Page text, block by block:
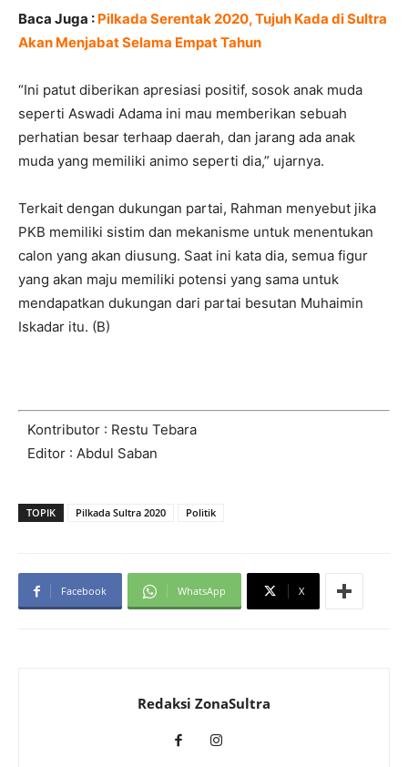
Baca Juga : Pilkada Serentak 2020, Tujuh Kada di Sultra
Akan Menjabat Selama Empat Tahun
“Ini patut diberikan apresiasi positif, sosok anak muda
seperti Aswadi Adama ini mau memberikan sebuah
perhatian besar terhaap daerah, dan jarang ada anak
muda yang memiliki animo seperti dia,” ujarnya.
Terkait dengan dukungan partai, Rahman menyebut jika
PKB memiliki sistim dan mekanisme untuk menentukan
calon yang akan diusung. Saat ini kata dia, semua figur
yang akan maju memiliki potensi yang sama untuk
mendapatkan dukungan dari partai besutan Muhaimin
Iskadar itu. (B)
Kontributor : Restu Tebara
Editor : Abdul Saban
TOPIK Pilkada Sultra 2020 Politik
Facebook WhatsApp X
Redaksi ZonaSultra